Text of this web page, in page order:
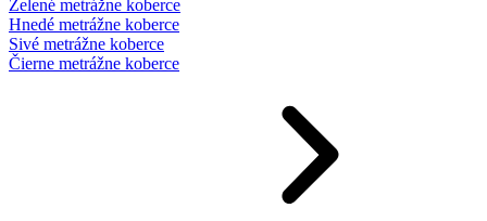
Zelené metrážne koberce
Hnedé metrážne koberce
Sivé metrážne koberce
Čierne metrážne koberce